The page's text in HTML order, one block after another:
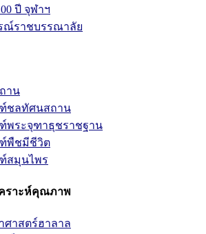
ปี จุฬาฯ
ณ์ราชบรรณาลัย
าน
ชลทัศนสถาน
ระจุฑาธุชราชฐาน
พืชมีชีวิต
มุนไพร
คราะห์คุณภาพ
ศาสตร์ฮาลาล